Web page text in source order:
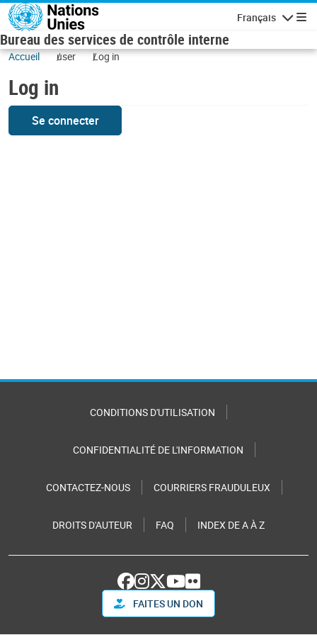
Skip to main content
Français
Bureau des services de contrôle interne
Accueil user Log in
Log in
Se connecter
CONDITIONS D'UTILISATION
CONFIDENTIALITÉ DE L'INFORMATION
CONTACTEZ-NOUS COURRIERS FRAUDULEUX
DROITS D'AUTEUR FAQ INDEX DE A À Z
FAITES UN DON